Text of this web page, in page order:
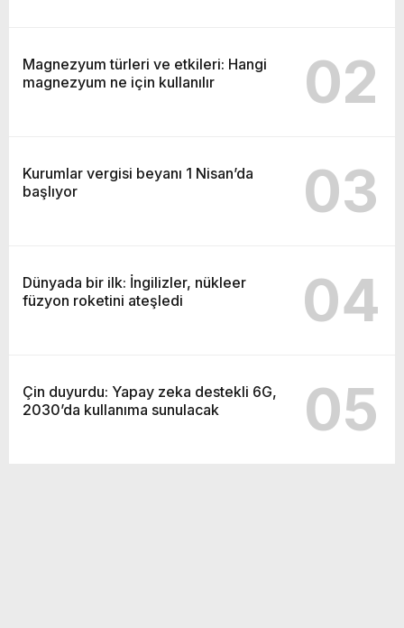
Magnezyum türleri ve etkileri: Hangi
magnezyum ne için kullanılır
02
Kurumlar vergisi beyanı 1 Nisan’da
başlıyor
03
Dünyada bir ilk: İngilizler, nükleer
füzyon roketini ateşledi
04
Çin duyurdu: Yapay zeka destekli 6G,
2030’da kullanıma sunulacak
05